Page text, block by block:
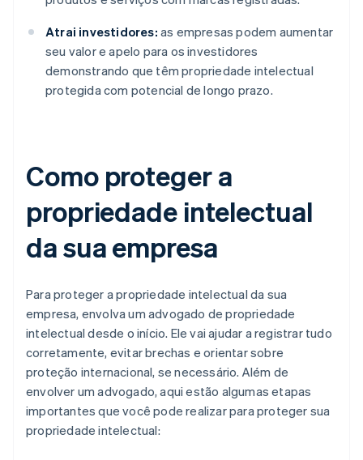
Atrai investidores: as empresas podem aumentar
seu valor e apelo para os investidores
demonstrando que têm propriedade intelectual
protegida com potencial de longo prazo.
Como proteger a
propriedade intelectual
da sua empresa
Para proteger a propriedade intelectual da sua
empresa, envolva um advogado de propriedade
intelectual desde o início. Ele vai ajudar a registrar tudo
corretamente, evitar brechas e orientar sobre
proteção internacional, se necessário. Além de
envolver um advogado, aqui estão algumas etapas
importantes que você pode realizar para proteger sua
propriedade intelectual: